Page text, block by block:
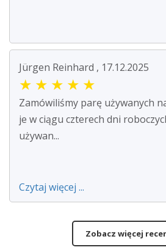
Jürgen Reinhard , 17.12.2025
★ ★ ★ ★ ★
Zamówiliśmy parę używanych
je w ciągu czterech dni
używan...
Czytaj więcej ...
Zobacz więcej